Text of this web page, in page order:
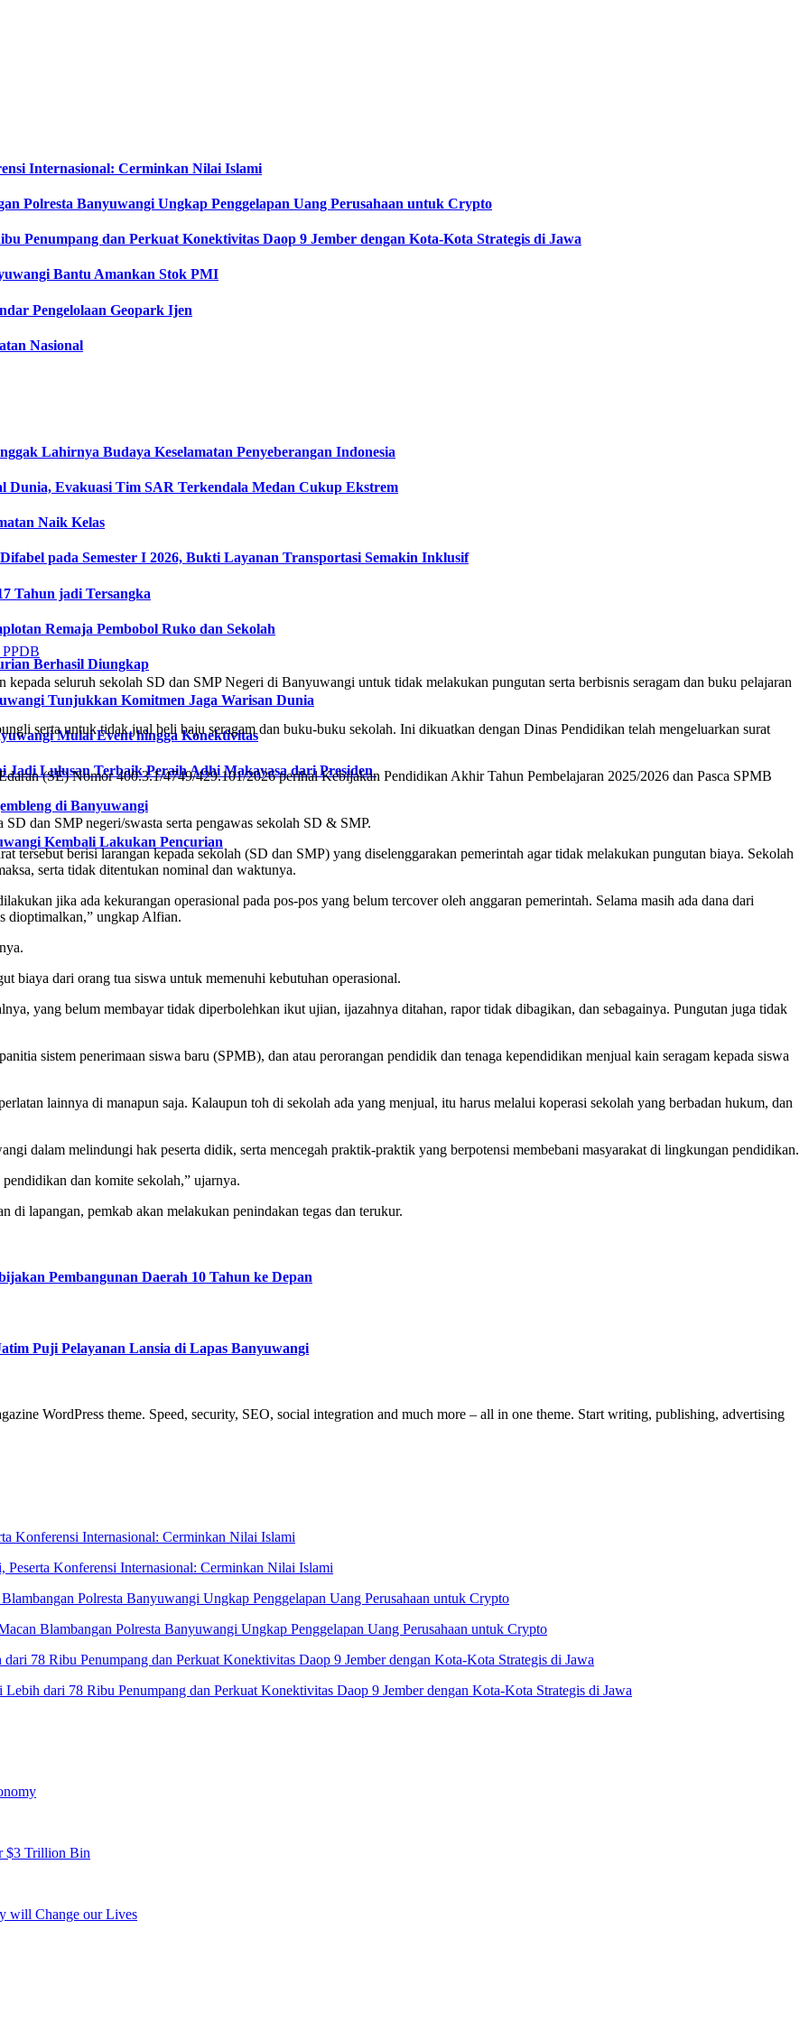
Internasional: Cerminkan Nilai Islami
Polresta Banyuwangi Ungkap Penggelapan Uang Perusahaan untuk Crypto
Penumpang dan Perkuat Konektivitas Daop 9 Jember dengan Kota-Kota Strategis di Jawa
Bantu Amankan Stok PMI
Pengelolaan Geopark Ijen
Nasional
Lahirnya Budaya Keselamatan Penyeberangan Indonesia
Dunia, Evakuasi Tim SAR Terkendala Medan Cukup Ekstrem
Naik Kelas
pada Semester I 2026, Bukti Layanan Transportasi Semakin Inklusif
Tahun jadi Tersangka
Remaja Pembobol Ruko dan Sekolah
Berhasil Diungkap
Tunjukkan Komitmen Jaga Warisan Dunia
Mulai Event hingga Konektivitas
Lulusan Terbaik Peraih Adhi Makayasa dari Presiden
di Banyuwangi
Kembali Lakukan Pencurian
seluruh sekolah SD dan SMP Negeri di Banyuwangi untuk tidak melakukan pungutan serta berbisnis seragam dan buku pelajaran
serta untuk tidak jual beli baju seragam dan buku-buku sekolah. Ini dikuatkan dengan Dinas Pendidikan telah mengeluarkan surat
(SE) Nomor 400.3.1/4749/429.101/2026 perihal Kebijakan Pendidikan Akhir Tahun Pembelajaran 2025/2026 dan Pasca SPMB
dan SMP negeri/swasta serta pengawas sekolah SD & SMP.
berisi larangan kepada sekolah (SD dan SMP) yang diselenggarakan pemerintah agar tidak melakukan pungutan biaya. Sekolah
serta tidak ditentukan nominal dan waktunya.
jika ada kekurangan operasional pada pos-pos yang belum tercover oleh anggaran pemerintah. Selama masih ada dana dari
dioptimalkan,” ungkap Alfian.
biaya dari orang tua siswa untuk memenuhi kebutuhan operasional.
yang belum membayar tidak diperbolehkan ikut ujian, ijazahnya ditahan, rapor tidak dibagikan, dan sebagainya. Pungutan juga tidak
sistem penerimaan siswa baru (SPMB), dan atau perorangan pendidik dan tenaga kependidikan menjual kain seragam kepada siswa
lainnya di manapun saja. Kalaupun toh di sekolah ada yang menjual, itu harus melalui koperasi sekolah yang berbadan hukum, dan
dalam melindungi hak peserta didik, serta mencegah praktik-praktik yang berpotensi membebani masyarakat di lingkungan pendidikan.
dan komite sekolah,” ujarnya.
di lapangan, pemkab akan melakukan penindakan tegas dan terukur.
Pembangunan Daerah 10 Tahun ke Depan
Puji Pelayanan Lansia di Lapas Banyuwangi
WordPress theme. Speed, security, SEO, social integration and much more – all in one theme. Start writing, publishing, advertising
Peserta Konferensi Internasional: Cerminkan Nilai Islami
Blambangan Polresta Banyuwangi Ungkap Penggelapan Uang Perusahaan untuk Crypto
dari 78 Ribu Penumpang dan Perkuat Konektivitas Daop 9 Jember dengan Kota-Kota Strategis di Jawa
$3 Trillion Bin
will Change our Lives